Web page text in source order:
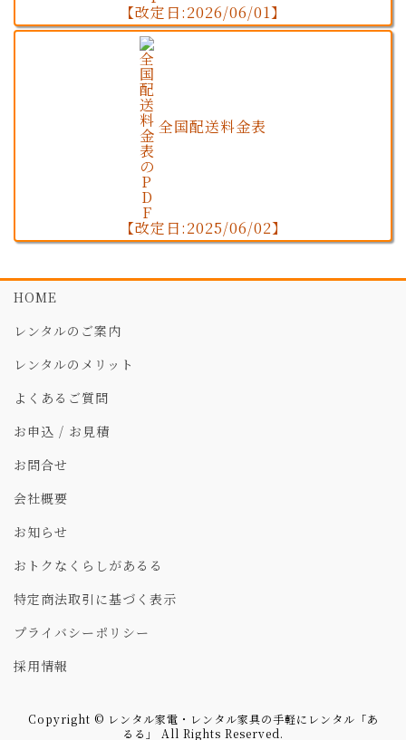
【改定日:2026/06/01】
全国配送料金表
【改定日:2025/06/02】
HOME
レンタルのご案内
レンタルのメリット
よくあるご質問
お申込 / お見積
お問合せ
会社概要
お知らせ
おトクなくらしがあるる
特定商法取引に基づく表示
プライバシーポリシー
採用情報
Copyright © レンタル家電・レンタル家具の手軽にレンタル「あ
るる」 All Rights Reserved.